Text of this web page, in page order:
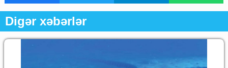
Digər xəbərlər